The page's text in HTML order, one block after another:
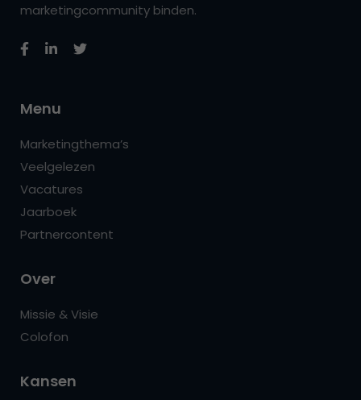
marketingcommunity binden.
Menu
Marketingthema’s
Veelgelezen
Vacatures
Jaarboek
Partnercontent
Over
Missie & Visie
Colofon
Kansen